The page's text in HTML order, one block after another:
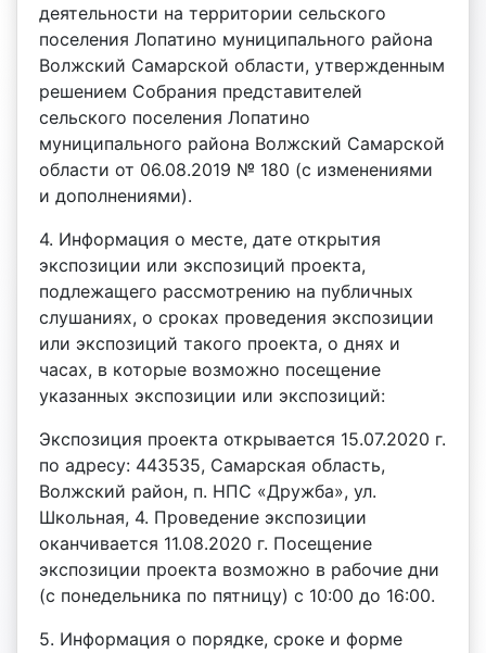
деятельности на территории сельского
поселения Лопатино муниципального района
Волжский Самарской области, утвержденным
решением Собрания представителей
сельского поселения Лопатино
муниципального района Волжский Самарской
области от 06.08.2019 № 180 (с изменениями
и дополнениями).
4. Информация о месте, дате открытия
экспозиции или экспозиций проекта,
подлежащего рассмотрению на публичных
слушаниях, о сроках проведения экспозиции
или экспозиций такого проекта, о днях и
часах, в которые возможно посещение
указанных экспозиции или экспозиций:
Экспозиция проекта открывается 15.07.2020 г.
по адресу: 443535, Самарская область,
Волжский район, п. НПС «Дружба», ул.
Школьная, 4. Проведение экспозиции
оканчивается 11.08.2020 г. Посещение
экспозиции проекта возможно в рабочие дни
(с понедельника по пятницу) с 10:00 до 16:00.
5. Информация о порядке, сроке и форме